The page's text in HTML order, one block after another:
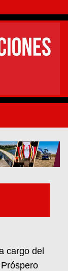
cargo del